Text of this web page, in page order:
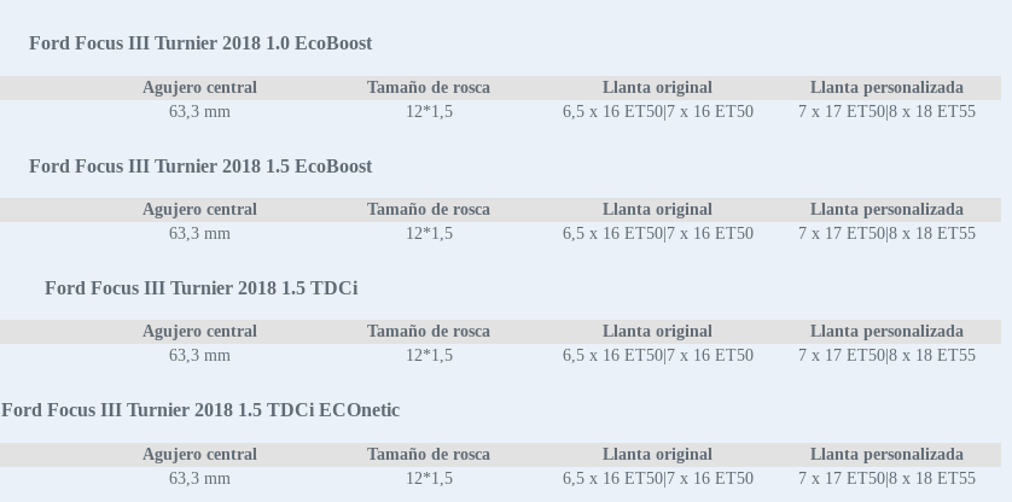
Ford Focus III Turnier 2018 1.0 EcoBoost
Agujero central Tamaño de rosca Llanta original
Llanta personalizada
63,3 mm 12*1,5 6,5 x 16 ET50|7 x 16 ET50 7 x 17 ET50|8 x 18 ET55
Ford Focus III Turnier 2018 1.5 EcoBoost
Agujero central Tamaño de rosca Llanta original
Llanta personalizada
63,3 mm 12*1,5 6,5 x 16 ET50|7 x 16 ET50 7 x 17 ET50|8 x 18 ET55
Ford Focus III Turnier 2018 1.5 TDCi
Agujero central Tamaño de rosca Llanta original
Llanta personalizada
63,3 mm 12*1,5 6,5 x 16 ET50|7 x 16 ET50 7 x 17 ET50|8 x 18 ET55
Ford Focus III Turnier 2018 1.5 TDCi ECOnetic
Agujero central Tamaño de rosca Llanta original
Llanta personalizada
63,3 mm 12*1,5 6,5 x 16 ET50|7 x 16 ET50 7 x 17 ET50|8 x 18 ET55